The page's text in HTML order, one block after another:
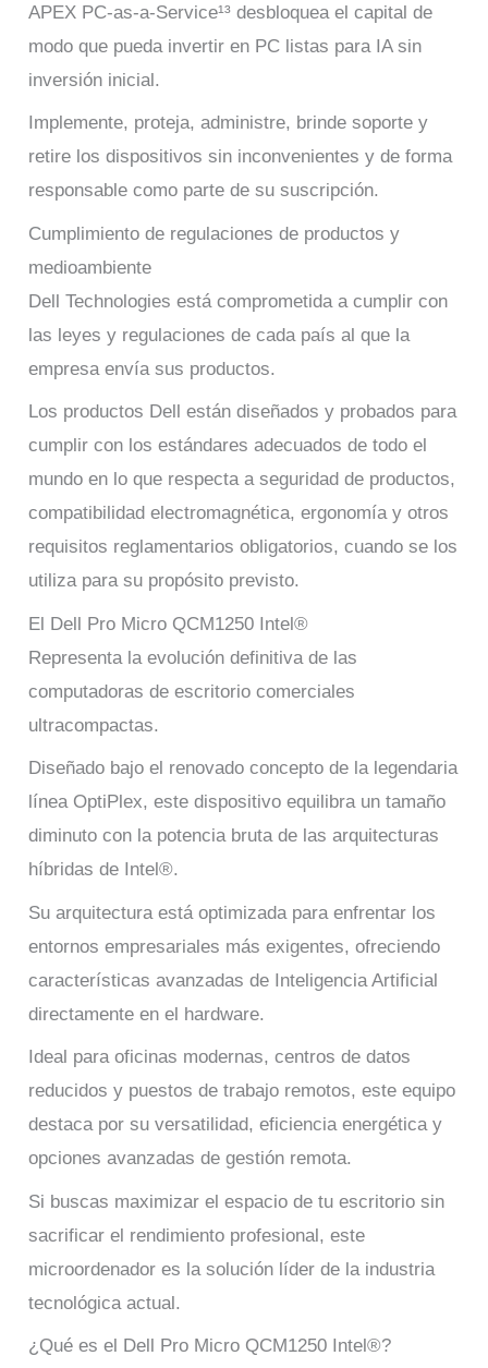
APEX PC-as-a-Service¹³ desbloquea el capital de
modo que pueda invertir en PC listas para IA sin
inversión inicial.
Implemente, proteja, administre, brinde soporte y
retire los dispositivos sin inconvenientes y de forma
responsable como parte de su suscripción.
Cumplimiento de regulaciones de productos y
medioambiente
Dell Technologies está comprometida a cumplir con
las leyes y regulaciones de cada país al que la
empresa envía sus productos.
Los productos Dell están diseñados y probados para
cumplir con los estándares adecuados de todo el
mundo en lo que respecta a seguridad de productos,
compatibilidad electromagnética, ergonomía y otros
requisitos reglamentarios obligatorios, cuando se los
utiliza para su propósito previsto.
El Dell Pro Micro QCM1250 Intel®
Representa la evolución definitiva de las
computadoras de escritorio comerciales
ultracompactas.
Diseñado bajo el renovado concepto de la legendaria
línea OptiPlex, este dispositivo equilibra un tamaño
diminuto con la potencia bruta de las arquitecturas
híbridas de Intel®.
Su arquitectura está optimizada para enfrentar los
entornos empresariales más exigentes, ofreciendo
características avanzadas de Inteligencia Artificial
directamente en el hardware.
Ideal para oficinas modernas, centros de datos
reducidos y puestos de trabajo remotos, este equipo
destaca por su versatilidad, eficiencia energética y
opciones avanzadas de gestión remota.
Si buscas maximizar el espacio de tu escritorio sin
sacrificar el rendimiento profesional, este
microordenador es la solución líder de la industria
tecnológica actual.
¿Qué es el Dell Pro Micro QCM1250 Intel®?